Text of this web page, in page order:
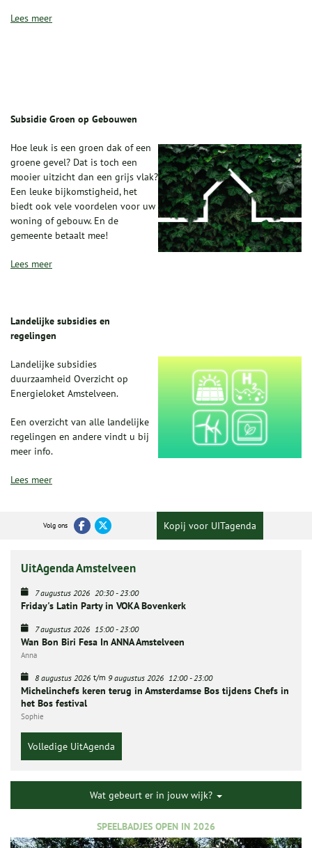
Lees meer
Subsidie Groen op Gebouwen
Hoe leuk is een groen dak of een
groene gevel? Dat is toch een
mooier uitzicht dan een grijs vlak?
Een leuke bijkomstigheid, het
biedt ook vele voordelen voor uw
woning of gebouw. En de
gemeente betaalt mee!
Lees meer
Landelijke subsidies en
regelingen
Landelijke subsidies
duurzaamheid Overzicht op
Energieloket Amstelveen.
Een overzicht van alle landelijke
regelingen en andere vindt u bij
meer info.
Lees meer
Volg ons Kopij voor UITagenda
UitAgenda Amstelveen
7 augustus 2026 20:30-23:00
Friday's Latin Party in VOKA Bovenkerk
7 augustus 2026 15:00-23:00
Wan Bon Biri Fesa In ANNA Amstelveen
Anna
8 augustus 2026 t/m 9 augustus 2026 12:00-23:00
Michelinchefs keren terug in Amsterdamse Bos tijdens Chefs in
het Bos festival
Sophie
Volledige UitAgenda
Wat gebeurt er in jouw wijk?
SPEELBADJES OPEN IN 2026